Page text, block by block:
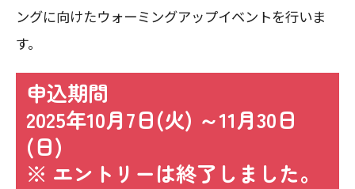
ングに向けたウォーミングアップイベントを行いま
す。
申込期間
2025年10月7日(火) ～11月30日
(日)
※ エントリーは終了しました。